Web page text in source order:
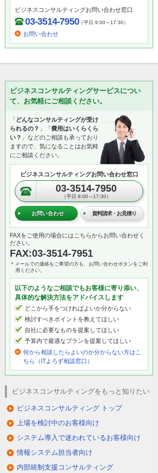
ビジネスコンサルティングお問い合わせ窓口
03-3514-7950（平日 9:00～17:30）
お問い合わせ
ビジネスコンサルティングサービスについ
て、お気軽にご相談ください。
「 どんなコンサルティングが受け
られるの？ 」「費用はいくらくら
い？ 」などのご相談も承っており
ますので、気になることはお気軽
にご相談ください。
ビジネスコンサルティングお問い合わせ窓口
03-3514-7950
（平日 9:00～17:30）
お問い合わせ 資料請求・お見積り
FAXをご使用の場合にはこちらからお問い合わせく
ださい。
FAX:03-3514-7951
＊メールでの連絡をご希望の方も、お問い合わせボタンをご利
用ください。
以下のようなご相談でもお客様に寄り添い、
具体的な解決方法をアドバイスします
どこから手をつければよいか分からない
検討すべきポイントを教えてほしい
自社に必要なものを提案してほしい
予算内で最適なプランを提案してほしい
何から相談したらよいのか分からない方はこ
ちら（ITよろず相談窓口）
ビジネスコンサルティングをもっと知りたい
ビジネスコンサルティング トップ
上場を検討中のお客様向け
システム導入で迷われているお客様向け
情報システム担当者向け
内部統制支援コンサルティング